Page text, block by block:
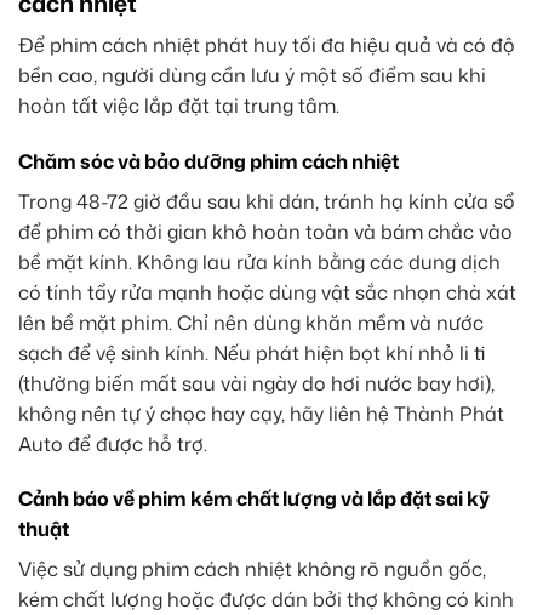
Để phim cách nhiệt phát huy tối đa hiệu quả và có độ
bền cao, người dùng cần lưu ý một số điểm sau khi
hoàn tất việc lắp đặt tại trung tâm.
Chăm sóc và bảo dưỡng phim cách nhiệt
Trong 48-72 giờ đầu sau khi dán, tránh hạ kính cửa sổ
để phim có thời gian khô hoàn toàn và bám chắc vào
bề mặt kính. Không lau rửa kính bằng các dung dịch
có tính tẩy rửa mạnh hoặc dùng vật sắc nhọn chà xát
lên bề mặt phim. Chỉ nên dùng khăn mềm và nước
sạch để vệ sinh kính. Nếu phát hiện bọt khí nhỏ li ti
(thường biến mất sau vài ngày do hơi nước bay hơi),
không nên tự ý chọc hay cạy, hãy liên hệ Thành Phát
Auto để được hỗ trợ.
Cảnh báo về phim kém chất lượng và lắp đặt sai kỹ
thuật
Việc sử dụng phim cách nhiệt không rõ nguồn gốc,
kém chất lượng hoặc được dán bởi thợ không có kinh